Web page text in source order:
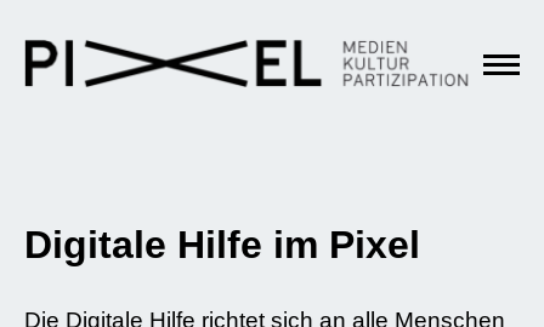
Digitale Hilfe im Pixel
Die Digitale Hilfe richtet sich an alle Menschen